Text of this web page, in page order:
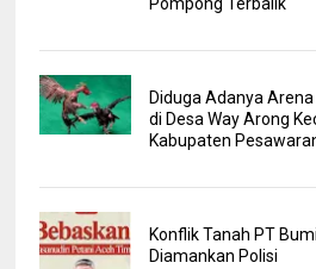
Diduga Adanya
di Desa Way Arong
Kabupaten
Konflik Tanah PT
Diamankan Polisi